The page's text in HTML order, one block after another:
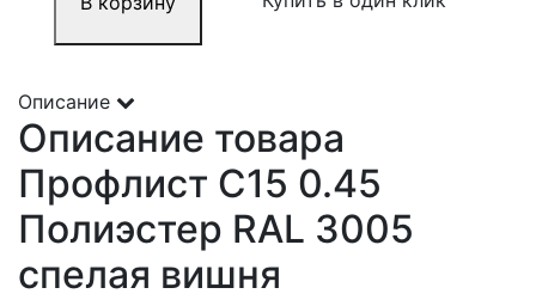
Описание
Описание товара
Профлист С15 0.45
Полиэстер RAL 3005
спелая вишня